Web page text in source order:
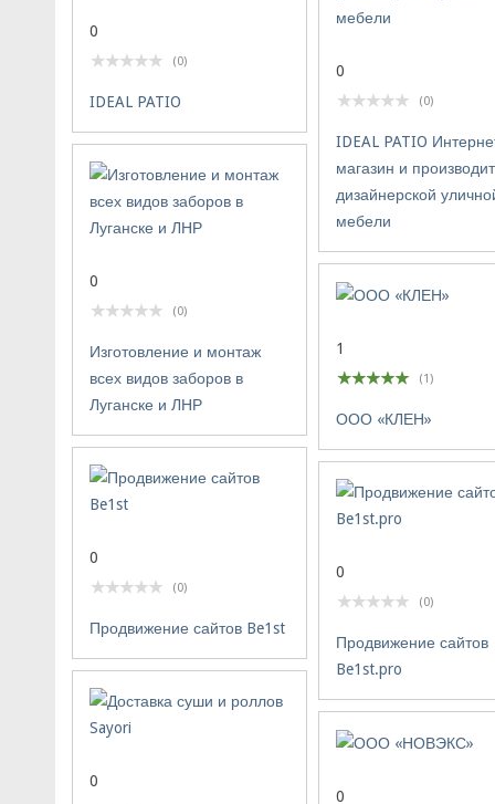
0
(0)
IDEAL PATIO
магазин и
дизайнерской
мебели
0
(0)
IDEAL PATIO
0
(0)
Изготовление и монтаж
всех видов заборов в
Луганске и ЛНР
1
(1)
ООО «КЛЕН»
0
(0)
Продвижение сайтов Be1st
0
(0)
Продвижение сайтов
Be1st.pro
0
0